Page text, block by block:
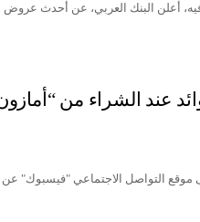
أعلن البنك العربي، عن أحدث عروض
فوائد عند الشراء من
موقع التواصل الاجتماعي "فيسبوك"